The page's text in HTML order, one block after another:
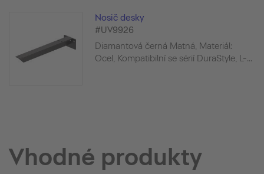
Nosič desky
#UV9926
Diamantová černá Matná, Materiál:
Ocel, Kompatibilní se sérií DuraStyle, L-...
Vhodné produkty